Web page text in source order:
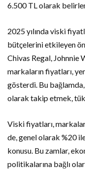
6.500 TL olarak
2025 yılında viski
bütçelerini etkileyen
Chivas Regal, Johnnie
markaların fiyatları,
gösterdi. Bu
olarak takip etmek,
Viski fiyatları,
de, genel olarak %20
konusu. Bu zamlar,
politikalarına bağlı